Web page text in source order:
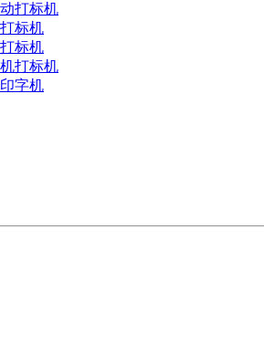
打标机
标机
标机
打标机
字机